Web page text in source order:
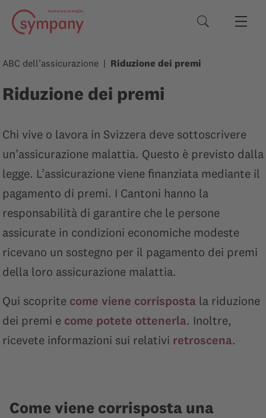
Termini di
ABC dell’assicurazione Riduzione dei premi
Riduzione dei premi
Chi vive o lavora in Svizzera deve sottoscrivere
un’assicurazione malattia. Questo è previsto dalla
legge. L’assicurazione viene finanziata mediante il
pagamento di premi. I Cantoni hanno la
responsabilità di garantire che le persone
assicurate in condizioni economiche modeste
ricevano un sostegno per il pagamento dei premi
della loro assicurazione malattia.
Qui scoprite come viene corrisposta la riduzione
dei premi e come potete ottenerla. Inoltre,
ricevete informazioni sui relativi retroscena.
Come viene corrisposta una